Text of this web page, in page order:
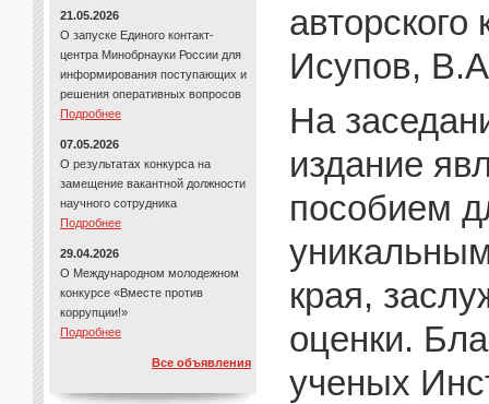
21.05.2026
О запуске Единого контакт-
центра Минобрнауки России для
информирования поступающих и
решения оперативных вопросов
Подробнее
07.05.2026
О результатах конкурса на
замещение вакантной должности
научного сотрудника
Подробнее
29.04.2026
О Международном молодежном
конкурсе «Вместе против
коррупции!»
Подробнее
Все объявления
Исупов,
На
издание
пособием
края,
оценки.
ученых